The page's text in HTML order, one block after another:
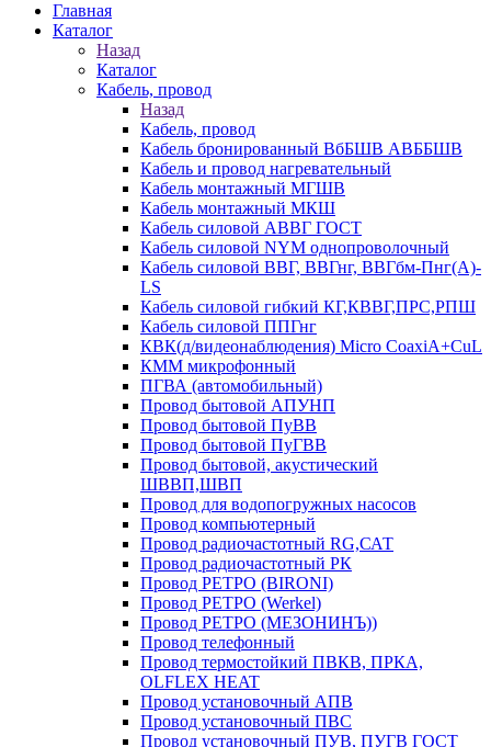
Главная
Каталог
Назад
Каталог
Кабель, провод
Назад
Кабель, провод
Кабель бронированный ВбБШВ АВББШВ
Кабель и провод нагревательный
Кабель монтажный МГШВ
Кабель монтажный МКШ
Кабель силовой АВВГ ГОСТ
Кабель силовой NYM однопроволочный
Кабель силовой ВВГ, ВВГнг, ВВГбм-Пнг(А)-
LS
Кабель силовой гибкий КГ,КВВГ,ПРС,РПШ
Кабель силовой ППГнг
КВК(д/видеонаблюдения) Micro CoaxiA+CuL
КММ микрофонный
ПГВА (автомобильный)
Провод бытовой АПУНП
Провод бытовой ПуВВ
Провод бытовой ПуГВВ
Провод бытовой, акустический
ШВВП,ШВП
Провод для водопогружных насосов
Провод компьютерный
Провод радиочастотный RG,САТ
Провод радиочастотный РК
Провод РЕТРО (BIRONI)
Провод РЕТРО (Werkel)
Провод РЕТРО (МЕЗОНИНЪ))
Провод телефонный
Провод термостойкий ПВКВ, ПРКА,
OLFLEX HEAT
Провод установочный АПВ
Провод установочный ПВС
Провод установочный ПУВ, ПУГВ ГОСТ